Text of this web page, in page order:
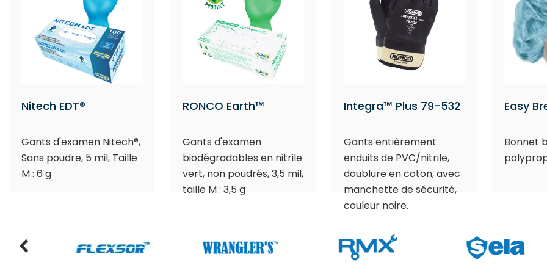
Nitech EDT®
Gants d'examen Nitech®,
Sans poudre, 5 mil, Taille
M : 6 g
RONCO Earth™
Gants d'examen
biodégradables en nitrile
vert, non poudrés, 3,5 mil,
taille M : 3,5 g
Integra™ Plus 79-532
Gants entièrement
enduits de PVC/nitrile,
doublure en coton, avec
manchette de sécurité,
couleur noire.
Easy
Bonnet